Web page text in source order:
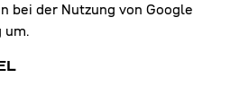
bei der Nutzung von Google
um.